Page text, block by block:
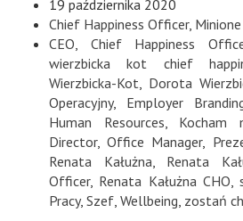
19 października 2020
Chief Happiness Officer,
CEO, Chief Happiness
wierzbicka kot chief
Wierzbicka-Kot, Dorota
Operacyjny, Employer
Human Resources, Kocham
Director,Office Manager,
Renata Kałużna, Renata
Officer, Renata Kałużna CHO,
Pracy, Szef, Wellbeing, zostań